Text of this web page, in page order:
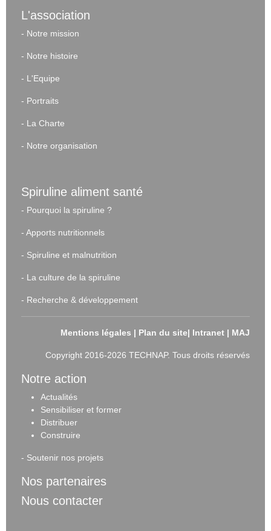
L'association
- Notre mission
- Notre histoire
- L'Equipe
- Portraits
- La Charte
- Notre organisation
Spiruline aliment santé
- Pourquoi la spiruline ?
- Apports nutritionnels
- Spiruline et malnutrition
- La culture de la spiruline
- Recherche & développement
Mentions légales | Plan du site| Intranet | MAJ
Copyright 2016-2026 TECHNAP. Tous droits réservés
Notre action
Actualités
Sensibiliser et former
Distribuer
Construire
- Soutenir nos projets
Nos partenaires
Nous contacter